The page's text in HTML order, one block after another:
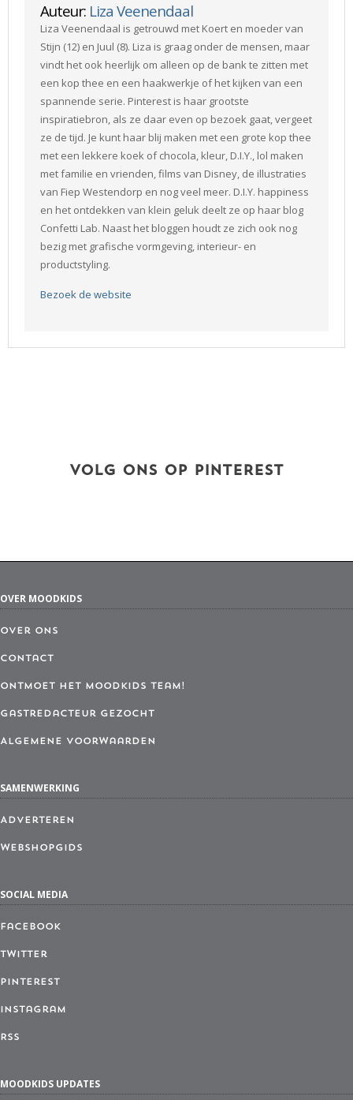
Auteur: Liza Veenendaal
Liza Veenendaal is getrouwd met Koert en moeder van
Stijn (12) en Juul (8). Liza is graag onder de mensen, maar
vindt het ook heerlijk om alleen op de bank te zitten met
een kop thee en een haakwerkje of het kijken van een
spannende serie. Pinterest is haar grootste
inspiratiebron, als ze daar even op bezoek gaat, vergeet
ze de tijd. Je kunt haar blij maken met een grote kop thee
met een lekkere koek of chocola, kleur, D.I.Y., lol maken
met familie en vrienden, films van Disney, de illustraties
van Fiep Westendorp en nog veel meer. D.I.Y. happiness
en het ontdekken van klein geluk deelt ze op haar blog
Confetti Lab. Naast het bloggen houdt ze zich ook nog
bezig met grafische vormgeving, interieur- en
productstyling.
Bezoek de website
VOLG ONS OP PINTEREST
OVER MOODKIDS
Over ons
Contact
Ontmoet het MoodKids Team!
Gastredacteur gezocht
Algemene Voorwaarden
SAMENWERKING
Adverteren
Webshopgids
SOCIAL MEDIA
Facebook
Twitter
Pinterest
Instagram
RSS
MOODKIDS UPDATES